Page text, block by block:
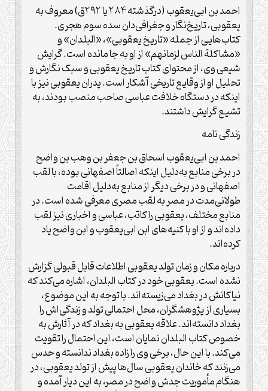
احمد بن ابی‌یعقوب (درگذشته ۲۸۴ یا ۲۹۲ق) معروف به
یعقوبی، تاریخ‌نگار و جغرافی‌دان سده سوم هجری.
کتاب‌هایی از جمله «تاریخ یعقوبی»، «البلدان» و
«مشاکلة الناس لزمانهم» از او به جا مانده است. گرایش
شیعی وی، از محتوای کتاب تاریخ یعقوبی و سبک نگارش و
تحلیل او از وقایع تاریخی آشکار است. پدران یعقوبی نیز با
اینکه در دستگاه خلافت عباسی صاحب منصب بودند، به
تشیع گرایش داشتند.
زندگی نامه
احمد بن ابی‌یعقوب اسحاق بن جعفر بن وهب بن واضح
در برخی منابع به‌دلیل اینکه اصالتاً اصفهانی بوده، با لقب
اصفهانی و در برخی دیگر از منابع به‌دلیل اقامت
طولانی‌مدت در مصر به لقب مصری معرفی شده است. در
منابع مختلف، یعقوبی را کاتب، عباسی و اخباری نیز لقب
داده‌اند و از او با کنیه‌های ابن ابی‌یعقوب و ابن واضح یاد
کرده‌اند.
درباره مکان و زمان تولد یعقوبی اطلاعات قابل قبولی گزارش
نشده است. یعقوبی خود در کتاب البلدان، اشاره می‌کند که
نیاکانش در بغداد می‌زیسته‌اند. با توجه به این موضوع،
بسیاری از پژوهشگران، محل احتمالی تولد و زندگی‌اش را
بغداد دانسته‌اند. علاقه یعقوبی به بغداد که در آثارش به
خصوص کتاب البلدان نمایان است، این احتمال را تقویت
می‌کند. با این حال، برخی وی را زاده بغداد ندانسته و حدس
می‌زنند که خاندان یعقوبی سال‌ها پیش از تولد یعقوبی، در
هنگام مأموریت جدش واضح در مصر، به این دیار آمده و